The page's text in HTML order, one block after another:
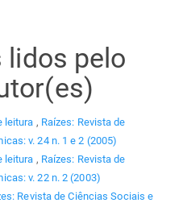
pelo
leitura , Raízes: Revista de
v. 24 n. 1 e 2 (2005)
leitura , Raízes: Revista de
v. 22 n. 2 (2003)
Revista de Ciências Sociais e